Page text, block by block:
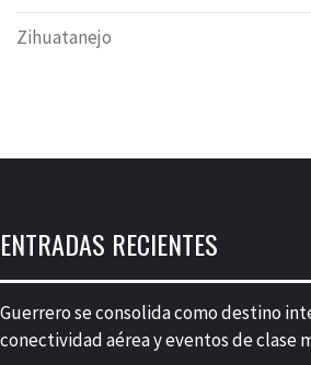
Zihuatanejo
ENTRADAS RECIENTES
Guerrero se consolida como destino
conectividad aérea y eventos de clase